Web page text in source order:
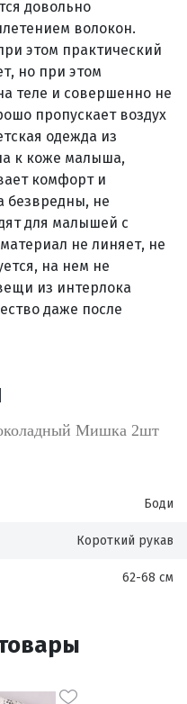
довольно
волокон.
этом практический
но при этом
теле и совершенно не
пропускает воздух
одежда из
к коже малыша,
комфорт и
безвредны, не
для малышей с
не линяет, не
на нем не
из интерлока
даже после
Мишка 2шт
Боди
Короткий рукав
62-68 см